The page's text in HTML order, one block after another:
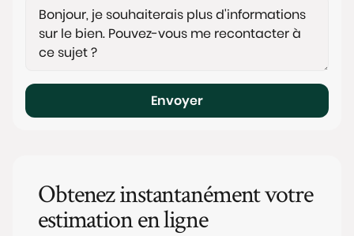
Envoyer
Obtenez instantanément votre
estimation en ligne